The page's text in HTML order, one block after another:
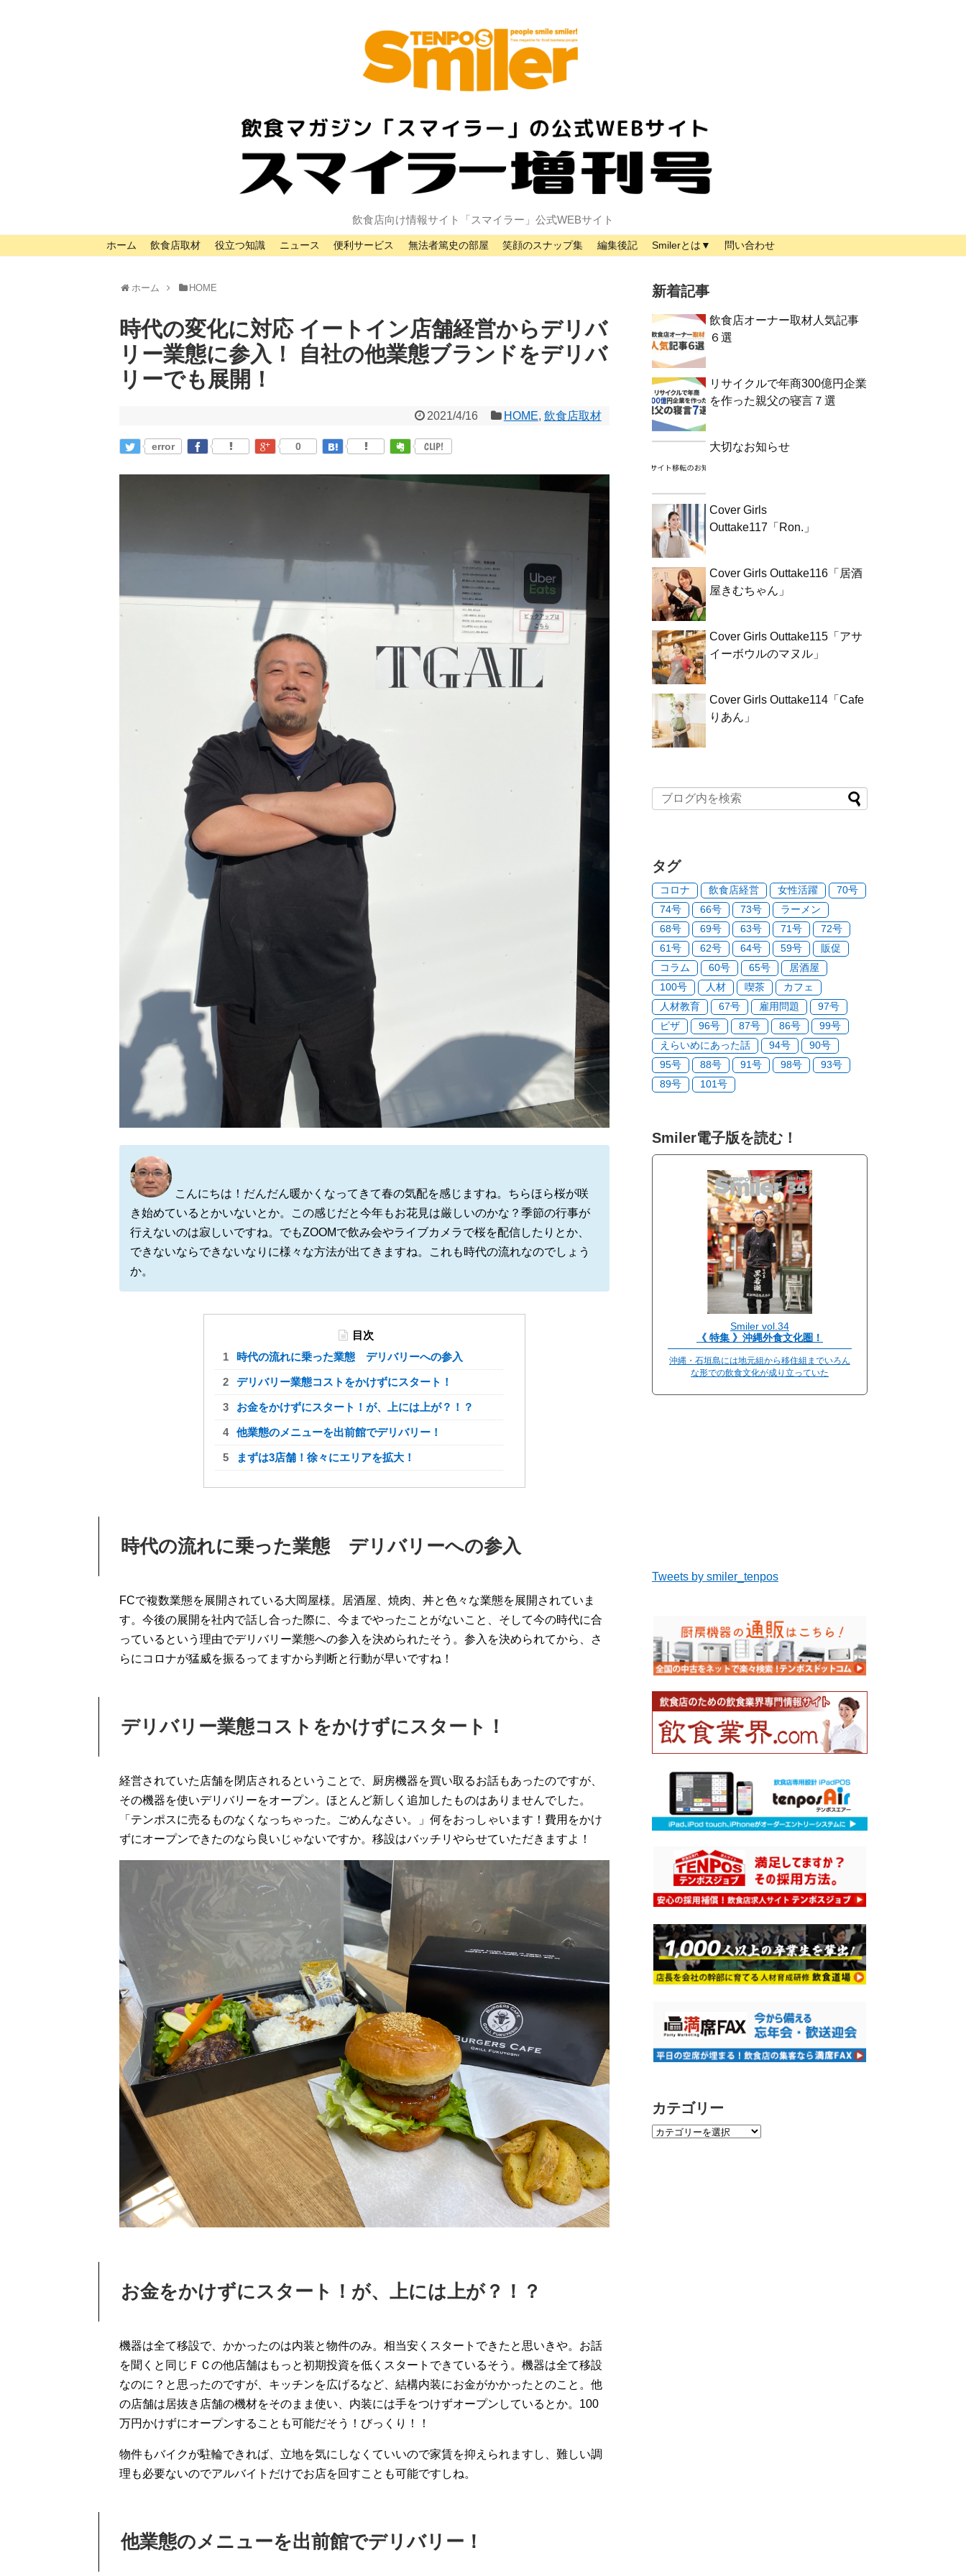
飲食店向け情報サイト「スマイラー」公式WEBサイト
ホーム 飲食店取材 役立つ知識 ニュース 便利サービス 無法者篤史の部屋 笑顔のスナップ集 編集後記 Smilerとは▼ 問い合わせ
ホーム HOME
時代の変化に対応 イートイン店舗経営からデリバ
リー業態に参入！ 自社の他業態ブランドをデリバ
リーでも展開！
2021/4/16 HOME, 飲食店取材
error 0 CLIP!
こんにちは！だんだん暖かくなってきて春の気配を感じますね。ちらほら桜が咲
き始めているとかいないとか。この感じだと今年もお花見は厳しいのかな？季節の行事が
行えないのは寂しいですね。でもZOOMで飲み会やライブカメラで桜を配信したりとか、
できないならできないなりに様々な方法が出てきますね。これも時代の流れなのでしょう
か。
目次
時代の流れに乗った業態 デリバリーへの参入
デリバリー業態コストをかけずにスタート！
お金をかけずにスタート！が、上には上が？！？
他業態のメニューを出前館でデリバリー！
まずは3店舗！徐々にエリアを拡大！
時代の流れに乗った業態 デリバリーへの参入
FCで複数業態を展開されている大岡屋様。居酒屋、焼肉、丼と色々な業態を展開されていま
す。今後の展開を社内で話し合った際に、今までやったことがないこと、そして今の時代に合
っているという理由でデリバリー業態への参入を決められたそう。参入を決められてから、さ
らにコロナが猛威を振るってますから判断と行動が早いですね！
デリバリー業態コストをかけずにスタート！
経営されていた店舗を閉店されるということで、厨房機器を買い取るお話もあったのですが、
その機器を使いデリバリーをオープン。ほとんど新しく追加したものはありませんでした。
「テンポスに売るものなくなっちゃった。ごめんなさい。」何をおっしゃいます！費用をかけ
ずにオープンできたのなら良いじゃないですか。移設はバッチリやらせていただきますよ！
お金をかけずにスタート！が、上には上が？！？
機器は全て移設で、かかったのは内装と物件のみ。相当安くスタートできたと思いきや。お話
を聞くと同じＦＣの他店舗はもっと初期投資を低くスタートできているそう。機器は全て移設
なのに？と思ったのですが、キッチンを広げるなど、結構内装にお金がかかったとのこと。他
の店舗は居抜き店舗の機材をそのまま使い、内装には手をつけずオープンしているとか。100
万円かけずにオープンすることも可能だそう！びっくり！！
物件もバイクが駐輪できれば、立地を気にしなくていいので家賃を抑えられますし、難しい調
理も必要ないのでアルバイトだけでお店を回すことも可能ですしね。
他業態のメニューを出前館でデリバリー！
新着記事
飲食店オーナー取材人気記事
６選
リサイクルで年商300億円企業
を作った親父の寝言７選
大切なお知らせ
Cover Girls
Outtake117「Ron.」
Cover Girls Outtake116「居酒
屋きむちゃん」
Cover Girls Outtake115「アサ
イーボウルのマヌル」
Cover Girls Outtake114「Cafe
りあん」
タグ
コロナ 飲食店経営 女性活躍
70号
74号
66号 73号
ラーメン
68号
69号 63号 71号
72号
61号
62号 64号 59号
販促
コラム
60号 65号
居酒屋
100号
人材 喫茶
カフェ
人材教育
67号 雇用問題
97号
ピザ
96号 87号 86号
99号
えらいめにあった話
94号
90号
95号
88号 91号 98号
93号
89号
101号
Smiler電子版を読む！
Smiler vol.34
《 特集 》沖縄外食文化圏！
沖縄・石垣島には地元組から移住組までいろん
な形での飲食文化が成り立っていた
Tweets by smiler_tenpos
カテゴリー